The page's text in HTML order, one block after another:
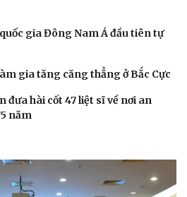
Sành điệu
Tin Công nghệ
Trải nghiệm
gia Đông Nam Á đầu tiên tự
gia tăng căng thẳng ở Bắc Cực
đưa hài cốt 47 liệt sĩ về nơi an
năm